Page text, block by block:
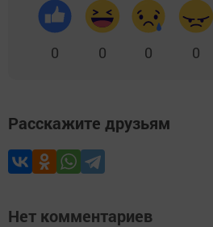
0 0 0 0
Расскажите друзьям
Нет комментариев